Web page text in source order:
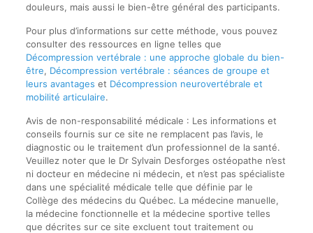
douleurs, mais aussi le bien-être général des participants.
Pour plus d’informations sur cette méthode, vous pouvez
consulter des ressources en ligne telles que
Décompression vertébrale : une approche globale du bien-
être, Décompression vertébrale : séances de groupe et
leurs avantages et Décompression neurovertébrale et
mobilité articulaire.
Avis de non-responsabilité médicale : Les informations et
conseils fournis sur ce site ne remplacent pas l’avis, le
diagnostic ou le traitement d’un professionnel de la santé.
Veuillez noter que le Dr Sylvain Desforges ostéopathe n’est
ni docteur en médecine ni médecin, et n’est pas spécialiste
dans une spécialité médicale telle que définie par le
Collège des médecins du Québec. La médecine manuelle,
la médecine fonctionnelle et la médecine sportive telles
que décrites sur ce site excluent tout traitement ou